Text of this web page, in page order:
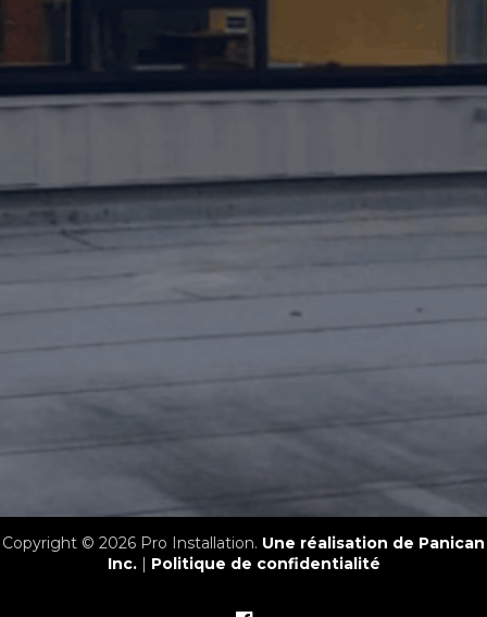
Copyright © 2026 Pro Installation. Une réalisation de Panican
Inc.| Politique de confidentialité